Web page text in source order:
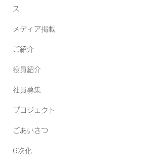
ス
メディア掲載
ご紹介
役員紹介
社員募集
プロジェクト
ごあいさつ
6次化